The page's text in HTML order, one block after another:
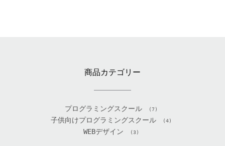
商品カテゴリー
プログラミングスクール (7)
子供向けプログラミングスクール (4)
WEBデザイン (3)